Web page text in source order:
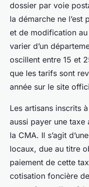
dossier par voie
la démarche ne
et de modification
varier d’un
oscillent entre 15 et
que les tarifs sont
année sur le site
Les artisans inscrits
aussi payer une taxe
la CMA. Il s’agit
locaux, due au titre
paiement de cette
cotisation foncière